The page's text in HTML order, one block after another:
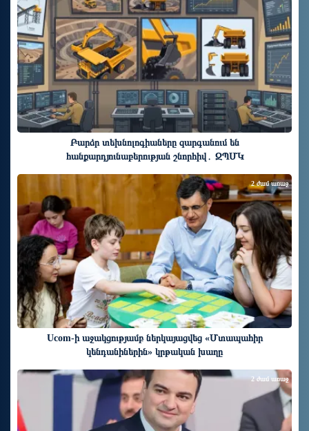
Բարձր տեխնոլոգիաները զարգանում են
հանքարդյունաբերության շնորհիվ․ ԶՊՄԿ
Ucom-ի աջակցությամբ ներկայացվեց «Մտապահիր
կենդանիներին» կրթական խաղը
2 ժամ առաջ
2 ժամ առաջ